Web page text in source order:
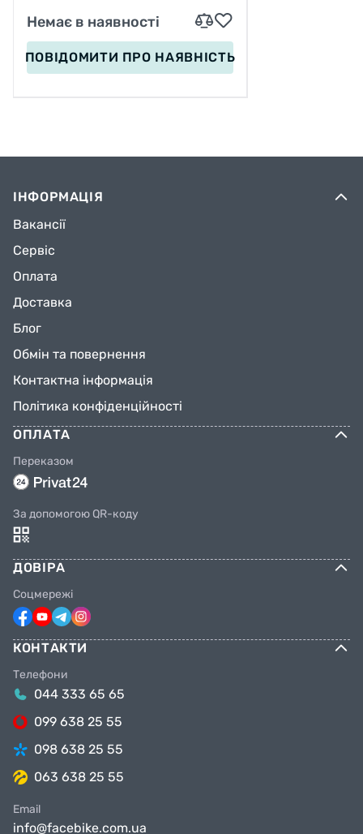
Немає в наявності
ПОВІДОМИТИ ПРО НАЯВНІСТЬ
ІНФОРМАЦІЯ
Вакансії
Сервіс
Оплата
Доставка
Блог
Обмін та повернення
Контактна інформація
Політика конфіденційності
ОПЛАТА
Переказом
За допомогою QR-коду
ДОВІРА
Соцмережі
КОНТАКТИ
Телефони
044 333 65 65
099 638 25 55
098 638 25 55
063 638 25 55
Email
info@facebike.com.ua